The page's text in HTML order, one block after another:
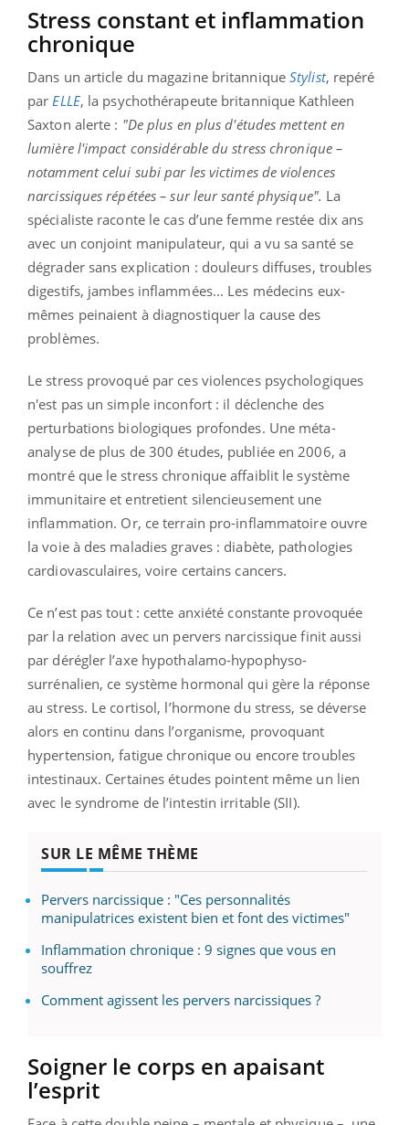
Stress constant et inflammation
chronique
Dans un article du magazine britannique Stylist, repéré
par ELLE, la psychothérapeute britannique Kathleen
Saxton alerte : "De plus en plus d'études mettent en
lumière l'impact considérable du stress chronique –
notamment celui subi par les victimes de violences
narcissiques répétées – sur leur santé physique". La
spécialiste raconte le cas d’une femme restée dix ans
avec un conjoint manipulateur, qui a vu sa santé se
dégrader sans explication : douleurs diffuses, troubles
digestifs, jambes inflammées... Les médecins eux-
mêmes peinaient à diagnostiquer la cause des
problèmes.
Le stress provoqué par ces violences psychologiques
n'est pas un simple inconfort : il déclenche des
perturbations biologiques profondes. Une méta-
analyse de plus de 300 études, publiée en 2006, a
montré que le stress chronique affaiblit le système
immunitaire et entretient silencieusement une
inflammation. Or, ce terrain pro-inflammatoire ouvre
la voie à des maladies graves : diabète, pathologies
cardiovasculaires, voire certains cancers.
Ce n’est pas tout : cette anxiété constante provoquée
par la relation avec un pervers narcissique finit aussi
par dérégler l’axe hypothalamo-hypophyso-
surrénalien, ce système hormonal qui gère la réponse
au stress. Le cortisol, l’hormone du stress, se déverse
alors en continu dans l’organisme, provoquant
hypertension, fatigue chronique ou encore troubles
intestinaux. Certaines études pointent même un lien
avec le syndrome de l’intestin irritable (SII).
SUR LE MÊME THÈME
Pervers narcissique : "Ces personnalités
manipulatrices existent bien et font des victimes"
Inflammation chronique : 9 signes que vous en
souffrez
Comment agissent les pervers narcissiques ?
Soigner le corps en apaisant
l’esprit